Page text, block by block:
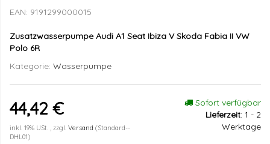
EAN: 9191299000015
Zusatzwasserpumpe Audi A1 Seat Ibiza V Skoda Fabia II VW
Polo 6R
Kategorie: Wasserpumpe
44,42 €
inkl. 19% USt. , zzgl. Versand (Standard--
DHL01)
Sofort verfügbar
Lieferzeit: 1 - 2
Werktage